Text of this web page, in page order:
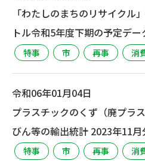
「わたしのまちのリサイクル
トル令和5年度下期の予定デー
特事 市 再事 消
令和06年01月04日
プラスチックのくず（廃プラ
びん等の輸出統計 2023年11
特事 市 再事 消